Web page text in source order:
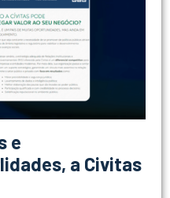
e
a Civitas